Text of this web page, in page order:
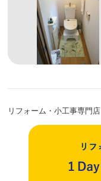
リフォーム・小工事専門店